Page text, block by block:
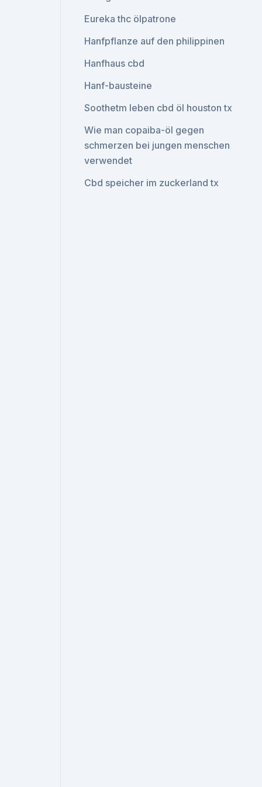
Eureka thc ölpatrone
Hanfpflanze auf den philippinen
Hanfhaus cbd
Hanf-bausteine
Soothetm leben cbd öl houston tx
Wie man copaiba-öl gegen
schmerzen bei jungen menschen
verwendet
Cbd speicher im zuckerland tx